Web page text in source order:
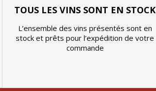
TOUS LES VINS SONT EN STOCK
L’ensemble des vins présentés sont en
stock et prêts pour l’expédition de votre
commande